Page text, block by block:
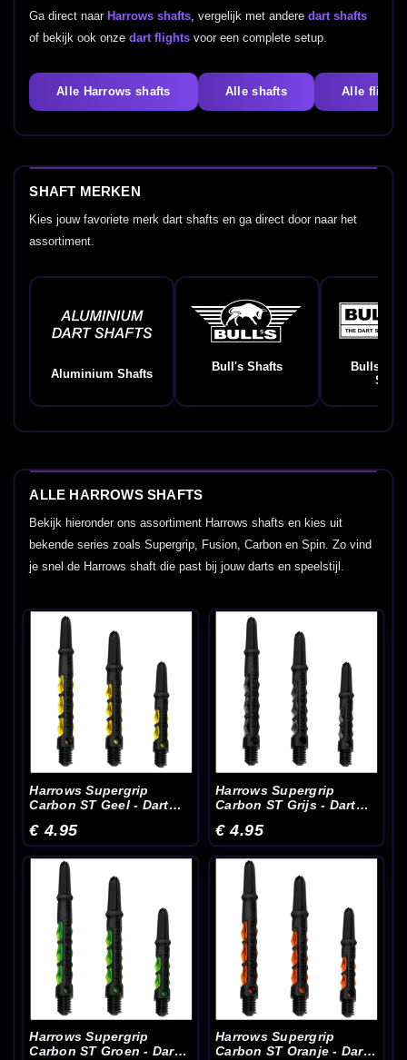
Ga direct naar Harrows shafts, vergelijk met anderedart shafts
of bekijk ook onzedart flights voor een complete setup.
Alle Harrows shafts Alle shafts Alle flights
SHAFT MERKEN
Kies jouw favoriete merk dart shafts en ga direct door naar het
assortiment.
Aluminium Shafts
Bull's Shafts
Bulls
ALLE HARROWS SHAFTS
Bekijk hieronder ons assortiment Harrows shafts en kies uit
bekende series zoals Supergrip, Fusion, Carbon en Spin. Zo vind
je snel de Harrows shaft die past bij jouw darts en speelstijl.
Harrows Supergrip
Carbon ST Geel - Dart
€ 4.95
Harrows Supergrip
Carbon ST Grijs - Dart
€ 4.95
Harrows Supergrip
Carbon ST Groen - Dart
Harrows Supergrip
Carbon ST Oranje - Dart